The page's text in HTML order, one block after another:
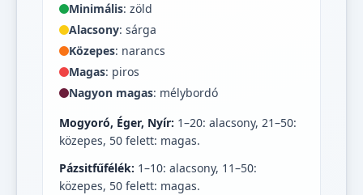
Minimális: zöld
Alacsony: sárga
Közepes: narancs
Magas: piros
Nagyon magas: mélybordó
Mogyoró, Éger, Nyír: 1–20: alacsony, 21–50:
közepes, 50 felett: magas.
Pázsitfűfélék: 1–10: alacsony, 11–50:
közepes, 50 felett: magas.